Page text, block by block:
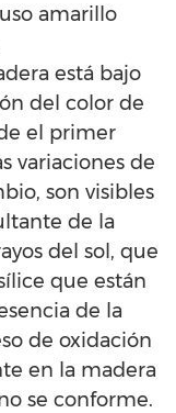
amarillo
está bajo
del color de
el primer
variaciones de
son visibles
de la
del sol, que
que están
de la
de oxidación
en la madera
se conforme.